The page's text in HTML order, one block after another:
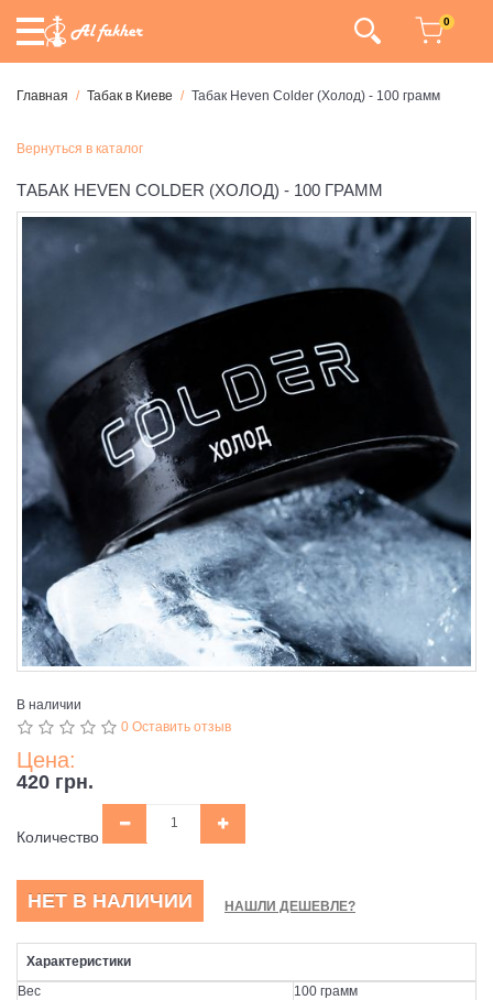
0
Главная Табак в Киеве Табак Heven Colder (Холод) - 100 грамм
Вернуться в каталог
ТАБАК HEVEN COLDER (ХОЛОД) - 100 ГРАММ
В наличии
0 Оставить отзыв
Цена:
420 грн.
Количество
НЕТ В НАЛИЧИИ НАШЛИ ДЕШЕВЛЕ?
Характеристики
Вес
100 грамм